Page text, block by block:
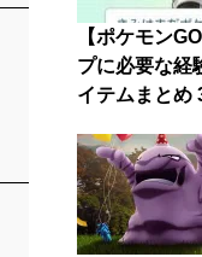
【ポケモン
プに必要な経
イテムまとめ